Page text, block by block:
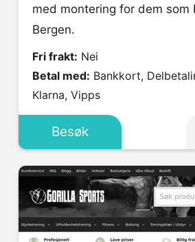
med montering for dem som
Bergen.
Fri frakt: Nei
Betal med:
Klarna, Vipps
Besøk